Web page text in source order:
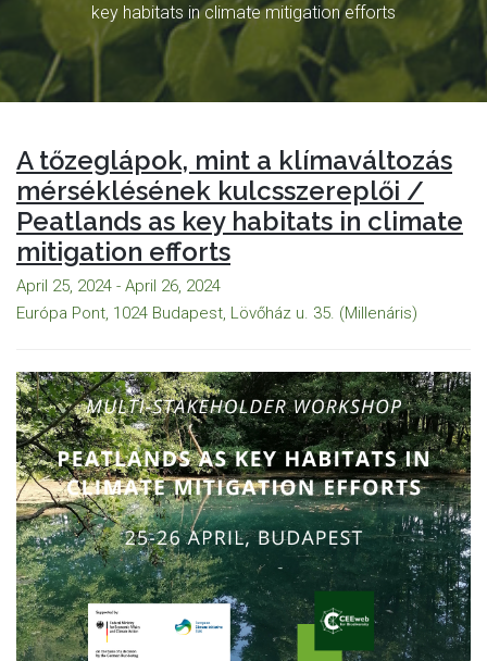
key habitats in climate mitigation efforts
A tőzeglápok, mint a klímaváltozás
mérséklésének kulcsszereplői /
Peatlands as key habitats in climate
mitigation efforts
April 25, 2024 - April 26, 2024
Európa Pont, 1024 Budapest, Lövőház u. 35. (Millenáris)